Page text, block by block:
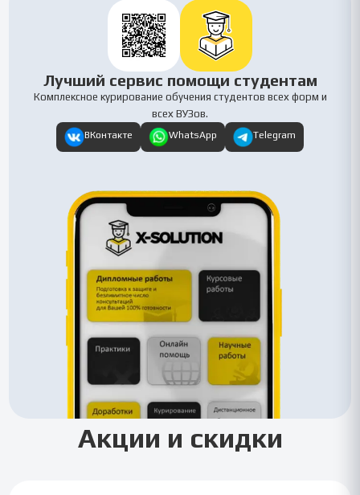
Лучший сервис помощи студентам
Комплексное курирование обучения студентов всех форм и
всех ВУЗов.
ВКонтакте WhatsApp Telegram
Акции и скидки